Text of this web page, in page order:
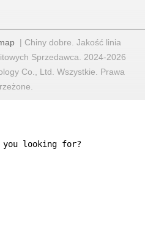
| Chiny dobre. Jakość linia
Sprzedawca. 2024-2026
Co., Ltd. Wszystkie. Prawa